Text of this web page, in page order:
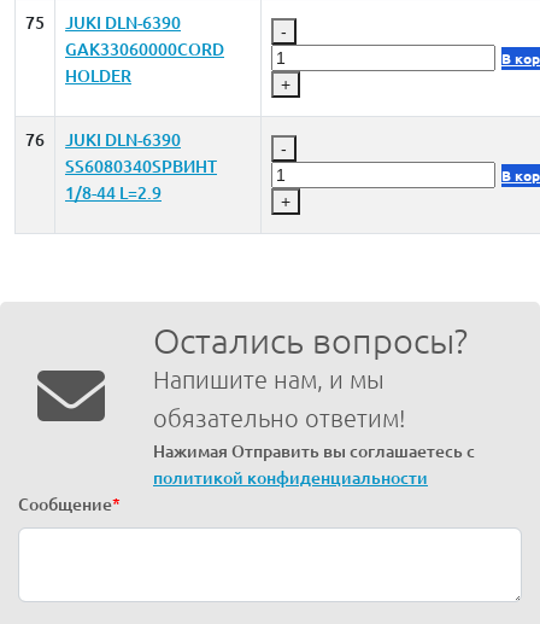
75
JUKI DLN-6390
GAK33060000CORD
HOLDER
-
+
В
76
JUKI DLN-6390
SS6080340SPВИНТ
1/8-44 L=2.9
-
+
В
Остались вопросы?
Напишите нам, и мы
обязательно ответим!
Нажимая Отправить вы соглашаетесь с
политикой конфиденциальности
Сообщение*